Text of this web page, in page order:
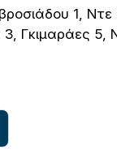
1,
Γκιμαράες 5,